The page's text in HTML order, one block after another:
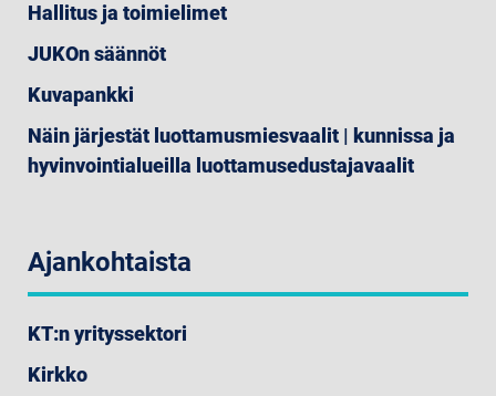
Hallitus ja toimielimet
JUKOn säännöt
Kuvapankki
Näin järjestät luottamusmiesvaalit | kunnissa ja
hyvinvointialueilla luottamusedustajavaalit
Ajankohtaista
KT:n yrityssektori
Kirkko